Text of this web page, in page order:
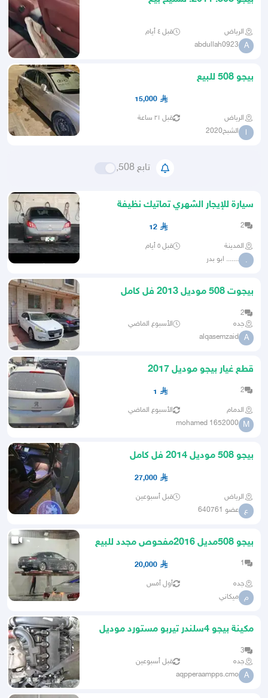
الرياض قبل ٤ أيام
A
abdullah0923
بيجو 508 للبيع
15,000
الرياض قبل ٢١ ساعة
ا الشبح2020
تابع 508,
سيارة للإيجار الشهري تماتيك نظيفة
مفحوصة ومجدد ب1200
2
12
المدينة قبل ٥ أيام
. ....... ابو بدر
بيجوت 508 موديل 2013 فل كامل
2
جده
الأسبوع الماضي
A
alqasemzaid
قطع غيار بيجو موديل 2017
2
1
الدمام الأسبوع الماضي
M
mohamed 1652000
بيجو 508 موديل 2014 فل كامل
27,000
الرياض قبل أسبوعين
ع عضو 640761
بيجو 508مديل 2016مفحوص مجدد للبيع
1
20,000
جده أول أمس
م ميكاني
مكينة بيجو 4سلندر تيربو مستورد موديل
3
جده
قبل أسبوعين
A
aqpperaampps.cmo